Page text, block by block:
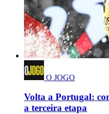
O JOGO
Volta a Portugal:
a terceira etapa